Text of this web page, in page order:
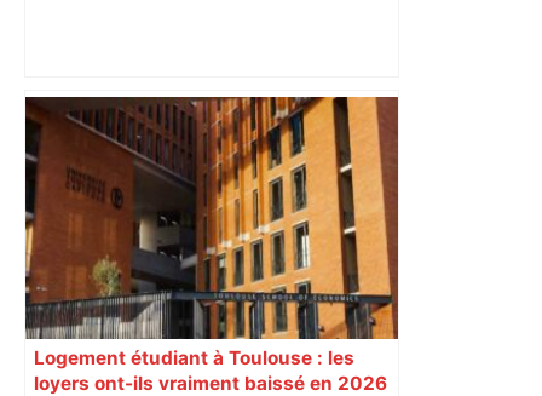
Lyon – Stade Toulousain : comment
Toulouse a frappé fort à Lyon pour
conclure une semaine agitée –
ladepeche.fr
Logement étudiant à Toulouse : les
loyers ont-ils vraiment baissé en 2026